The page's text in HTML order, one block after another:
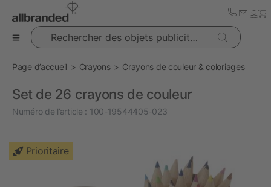
Rechercher des objets publicitaires
Page d’accueil Crayons Crayons de couleur & coloriages
Set de 26 crayons de couleur
Numéro de l’article : 100-19544405-023
Prioritaire